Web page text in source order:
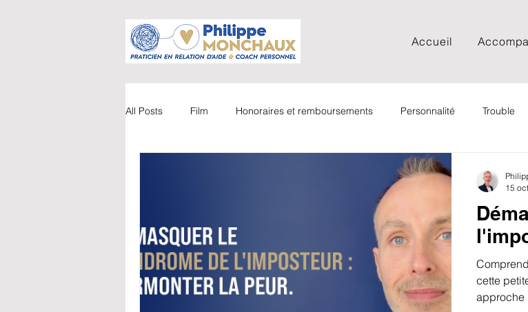
Accueil
All Posts Film Honoraires et remboursements Personnalité Trouble
Spiritualité
Adolescent Adulte FAQ Film
Coaching Livre Couple Deuil EMDR EFT
cette
approche
15